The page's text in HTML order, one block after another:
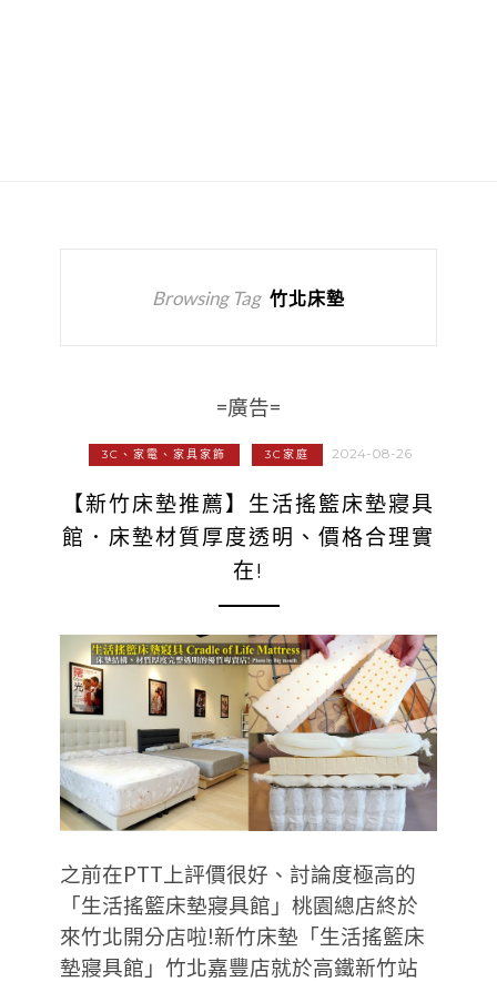
Browsing Tag 竹北床墊
=廣告=
3C、家電、家具家飾 3C家庭 2024-08-26
【新竹床墊推薦】生活搖籃床墊寢具
館．床墊材質厚度透明、價格合理實
在!
之前在PTT上評價很好、討論度極高的
「生活搖籃床墊寢具館」桃園總店終於
來竹北開分店啦!新竹床墊「生活搖籃床
墊寢具館」竹北嘉豐店就於高鐵新竹站